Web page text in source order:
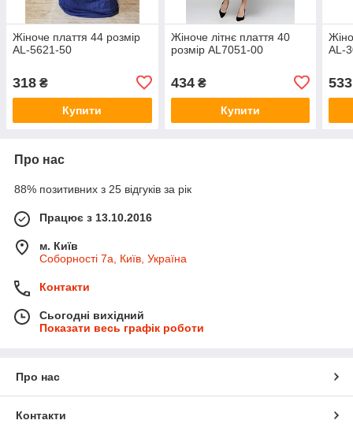
Жіноче плаття 44 розмір
AL-5621-50
318 ₴
Купити
Жіноче літнє плаття 40
розмір AL7051-00
434₴
Купити
AL-
533
Про нас
88% позитивних з 25 відгуків за рік
Працює з 13.10.2016
м. Київ
Соборності 7а, Київ, Україна
Контакти
Сьогодні вихідний
Показати весь графік роботи
Про нас
Контакти